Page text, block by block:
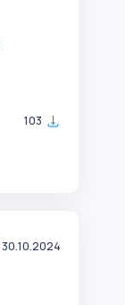
103
30.10.2024